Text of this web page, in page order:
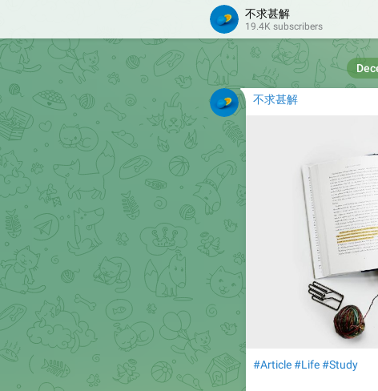
不求甚解
19.4K subscribers
不求甚解
#Article#Life#Study